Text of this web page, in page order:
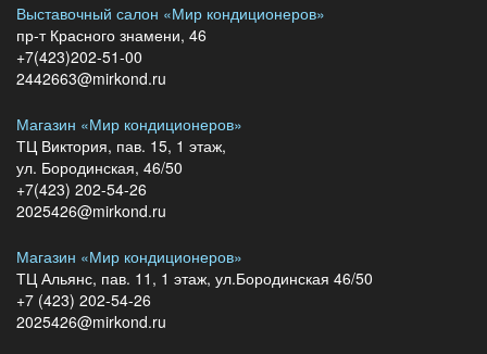
Выставочный салон «Мир кондиционеров»
пр-т Красного знамени, 46
+7(423)202-51-00
2442663@mirkond.ru
Магазин «Мир кондиционеров»
ТЦ Виктория, пав. 15, 1 этаж,
ул. Бородинская, 46/50
+7(423) 202-54-26
2025426@mirkond.ru
Магазин «Мир кондиционеров»
ТЦ Альянс, пав. 11, 1 этаж, ул.Бородинская 46/50
+7 (423) 202-54-26
2025426@mirkond.ru